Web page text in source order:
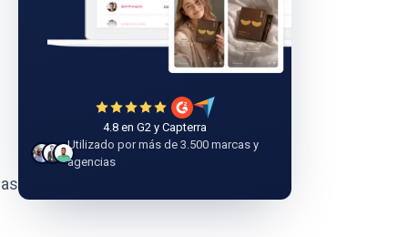
4.8 en G2 y Capterra
Utilizado por más de 3.500 marcas y
agencias